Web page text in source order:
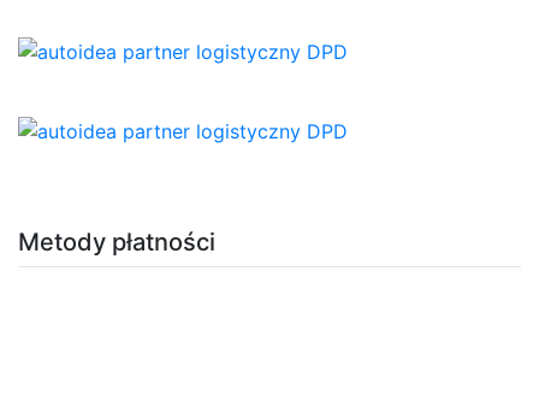
Metody płatności